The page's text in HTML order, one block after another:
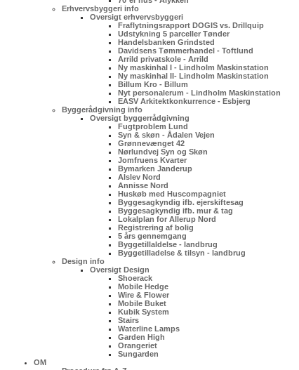
Erhvervsbyggeri info
Oversigt erhvervsbyggeri
Fraflytningsrapport DOGIS vs. Drillquip
Udstykning 5 parceller Tønder
Handelsbanken Grindsted
Davidsens Tømmerhandel - Toftlund
Arrild privatskole - Arrild
Ny maskinhal I - Lindholm Maskinstation
Ny maskinhal II- Lindholm Maskinstation
Billum Kro - Billum
Nyt personalerum - Lindholm Maskinstation
EASV Arkitektkonkurrence - Esbjerg
Byggerådgivning info
Oversigt byggerrådgivning
Fugtproblem Lund
Syn & skøn - Ådalen Vejen
Grønnevænget 42
Nørlundvej Syn og Skøn
Jomfruens Kvarter
Bymarken Janderup
Alslev Nord
Annisse Nord
Huskøb med Huscompagniet
Byggesagkyndig ifb. ejerskiftesag
Byggesagkyndig ifb. mur & tag
Lokalplan for Allerup Nord
Registrering af bolig
5 års gennemgang
Byggetillaldelse - landbrug
Byggetilladelse & tilsyn - landbrug
Design info
Oversigt Design
Shoerack
Mobile Hedge
Wire & Flower
Mobile Buket
Kubik System
Stairs
Waterline Lamps
Garden High
Orangeriet
Sungarden
OM